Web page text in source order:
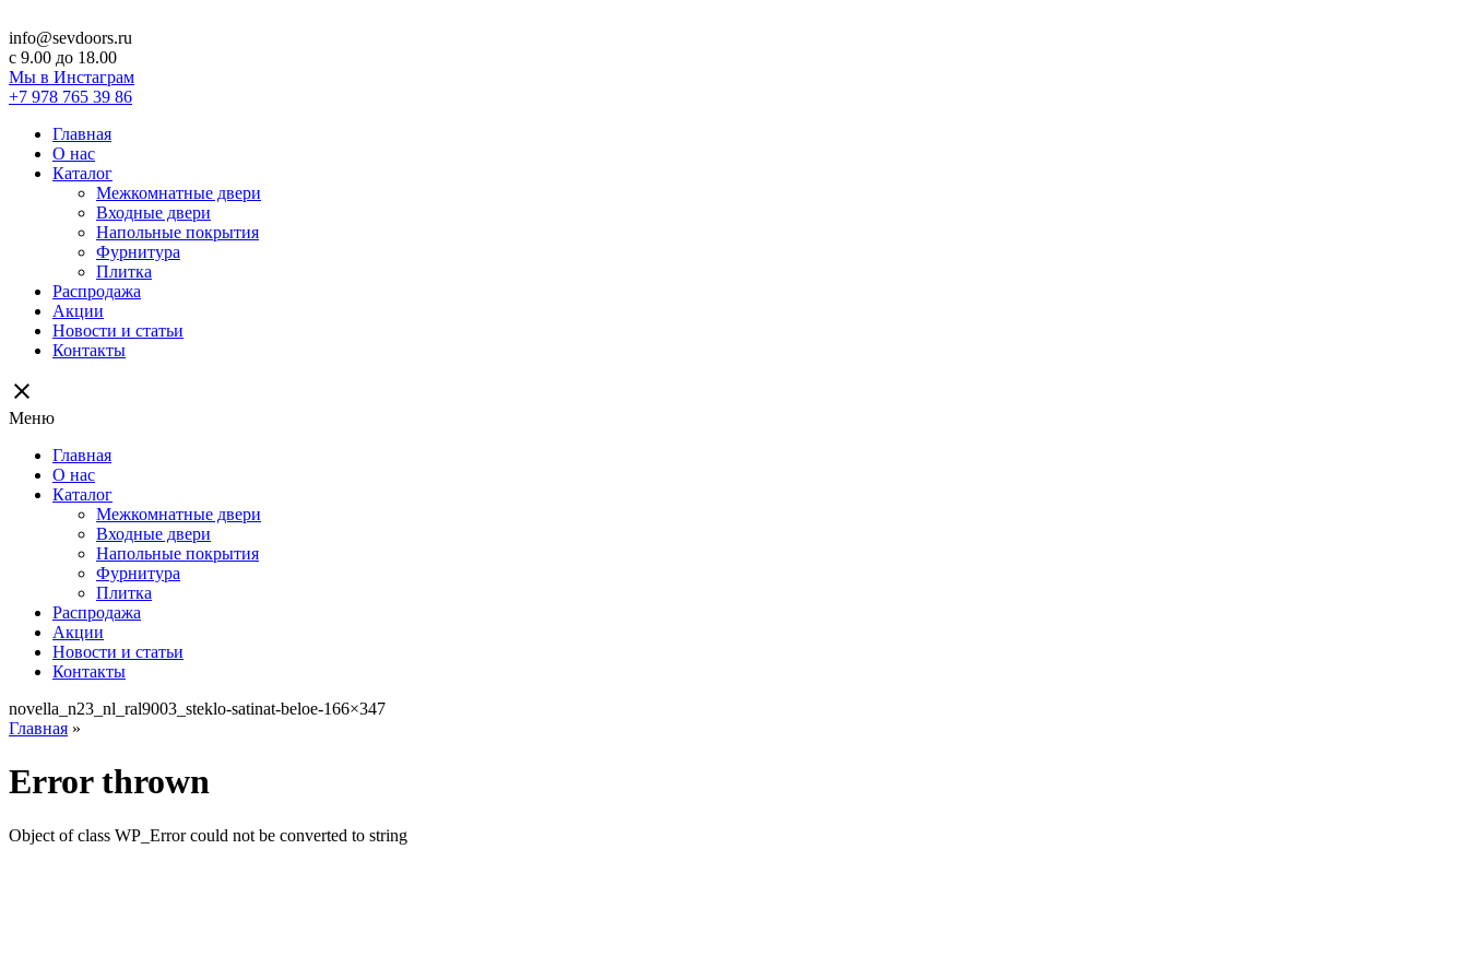
info@sevdoors.ru
c 9.00 до 18.00
Мы в Инстаграм
+7 978 765 39 86
Главная
О нас
Каталог
Межкомнатные двери
Входные двери
Напольные покрытия
Фурнитура
Плитка
Распродажа
Акции
Новости и статьи
Контакты
close
Меню
Главная
О нас
Каталог
Межкомнатные двери
Входные двери
Напольные покрытия
Фурнитура
Плитка
Распродажа
Акции
Новости и статьи
Контакты
novella_n23_nl_ral9003_steklo-satinat-beloe-166×347
Главная »
Error thrown
Object of class WP_Error could not be converted to string